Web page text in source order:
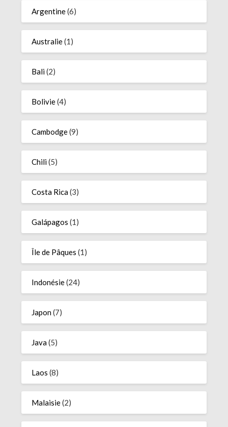
Argentine(6)
Australie(1)
Bali(2)
Bolivie(4)
Cambodge(9)
Chili(5)
Costa Rica(3)
Galápagos (1)
Île de Pâques (1)
Indonésie(24)
Japon(7)
Java(5)
Laos (8)
Malaisie(2)